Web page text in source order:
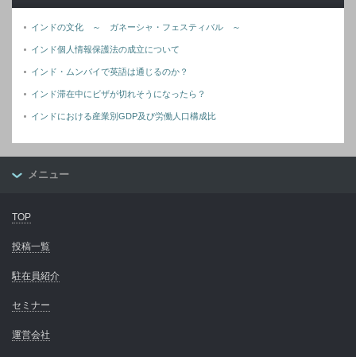
インドの文化 ～ ガネーシャ・フェスティバル ～
インド個人情報保護法の成立について
インド・ムンバイで英語は通じるのか？
インド滞在中にビザが切れそうになったら？
インドにおける産業別GDP及び労働人口構成比
メニュー
TOP
投稿一覧
駐在員紹介
セミナー
運営会社